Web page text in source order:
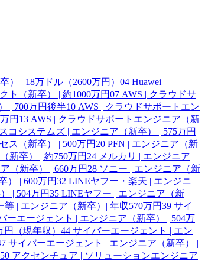
） | 18万ドル（2600万円） 04 Huawei
ト（新卒） | 約1000万円07 AWS | クラウドサ
| 700万円後半10 AWS | クラウドサポートエン
円 13 AWS | クラウドサポートエンジニア（新
コシステムズ | エンジニア（新卒） | 575万円
ス（新卒） | 500万円 20 PFN | エンジニア（新
新卒） | 約750万円 24 メルカリ | エンジニア
（新卒） | 660万円 28 ソニー | エンジニア（新
） | 600万円32 LINEヤフー・楽天 | エンジニ
| 504万円35 LINEヤフー | エンジニア（新
| エンジニア（新卒）| 年収570万円39 サイ
ーエージェント | エンジニア（新卒） | 504万
（現年収） 44 サイバーエージェント | エン
サイバーエージェント | エンジニア（新卒） |
50 アクセンチュア | ソリューションエンジニア